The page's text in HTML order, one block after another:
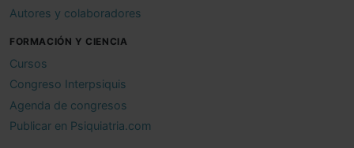
Autores y colaboradores
FORMACIÓN Y CIENCIA
Cursos
Congreso Interpsiquis
Agenda de congresos
Publicar en Psiquiatria.com